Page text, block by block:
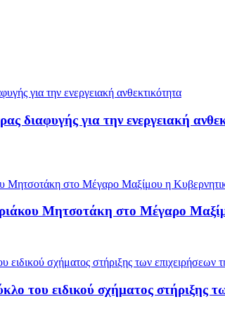
διαφυγής για την ενεργειακή
Μητσοτάκη στο Μέγαρο
του ειδικού σχήματος στήριξης